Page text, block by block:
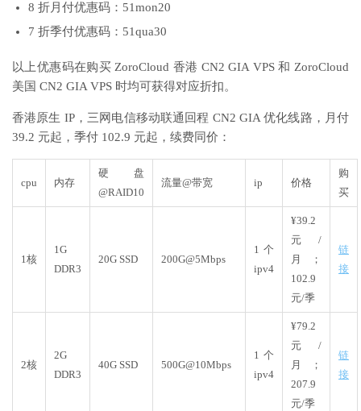
8 折月付优惠码：51mon20
7 折季付优惠码：51qua30
以上优惠码在购买 ZoroCloud 香港 CN2 GIA VPS 和 ZoroCloud
美国 CN2 GIA VPS 时均可获得对应折扣。
香港原生 IP，三网电信移动联通回程 CN2 GIA 优化线路，月付
39.2 元起，季付 102.9 元起，续费同价：
cpu 内存
硬盘
@RAID10
流量@带宽 ip 价格
购
买
1核
1G
DDR3
20G SSD 200G@5Mbps
1个
ipv4
¥39.2
元/
月；
102.9
元/季
链
接
2核
2G
DDR3
40G SSD 500G@10Mbps
1个
ipv4
¥79.2
元/
月；
207.9
元/季
链
接